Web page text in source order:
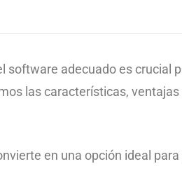
adecuado es crucial
las características,
en una opción ideal